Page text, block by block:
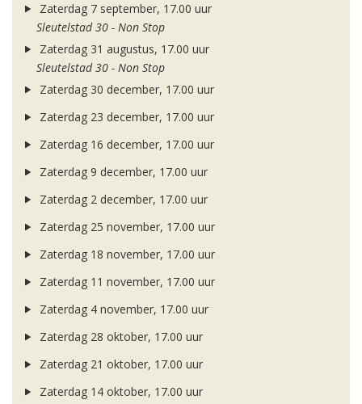
Zaterdag 7 september, 17.00 uur
Sleutelstad 30 - Non Stop
Zaterdag 31 augustus, 17.00 uur
Sleutelstad 30 - Non Stop
Zaterdag 30 december, 17.00 uur
Zaterdag 23 december, 17.00 uur
Zaterdag 16 december, 17.00 uur
Zaterdag 9 december, 17.00 uur
Zaterdag 2 december, 17.00 uur
Zaterdag 25 november, 17.00 uur
Zaterdag 18 november, 17.00 uur
Zaterdag 11 november, 17.00 uur
Zaterdag 4 november, 17.00 uur
Zaterdag 28 oktober, 17.00 uur
Zaterdag 21 oktober, 17.00 uur
Zaterdag 14 oktober, 17.00 uur